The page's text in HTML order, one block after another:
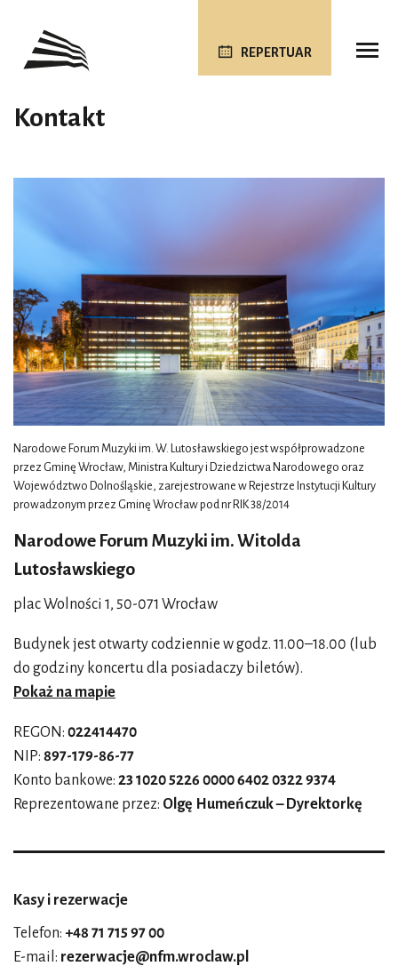
REPERTUAR
Kontakt
Narodowe Forum Muzyki im. W. Lutosławskiego jest współprowadzone
przez Gminę Wrocław, Ministra Kultury i Dziedzictwa Narodowego oraz
Województwo Dolnośląskie, zarejestrowane w Rejestrze Instytucji Kultury
prowadzonym przez Gminę Wrocław pod nr RIK 38/2014
Narodowe Forum Muzyki im. Witolda
Lutosławskiego
plac Wolności 1, 50-071 Wrocław
Budynek jest otwarty codziennie w godz. 11.00–18.00 (lub
do godziny koncertu dla posiadaczy biletów).
Pokaż na mapie
REGON: 022414470
NIP: 897-179-86-77
Konto bankowe: 23 1020 5226 0000 6402 0322 9374
Reprezentowane przez: Olgę Humeńczuk – Dyrektorkę
Kasy i rezerwacje
Telefon: +48 71 715 97 00
E-mail: rezerwacje@nfm.wroclaw.pl